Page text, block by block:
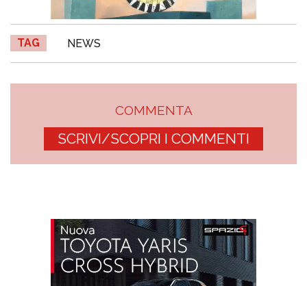
TAG NEWS
COMMENTA
SCRIVI/SCOPRI I COMMENTI